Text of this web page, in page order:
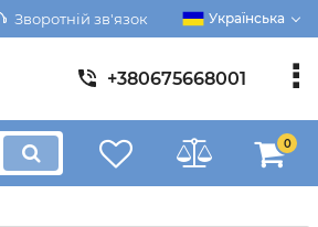
Зворотній зв'язок Українська
+380675668001
0